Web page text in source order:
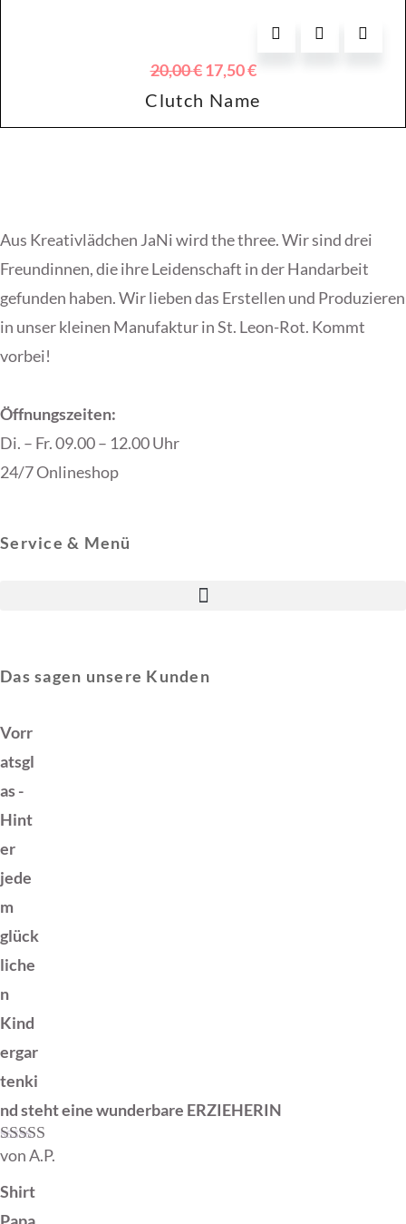
20,00€ Ursprünglicher
war:
20,00 €
17,50€Aktueller
ist:
17,50 €.
Clutch Name
Aus Kreativlädchen JaNi wird the three. Wir sind drei
Freundinnen, die ihre Leidenschaft in der Handarbeit
gefunden haben. Wir lieben das Erstellen und Produzieren
in unser kleinen Manufaktur in St. Leon-Rot. Kommt
vorbei!
Öffnungszeiten:
Di. – Fr. 09.00 – 12.00 Uhr
24/7 Onlineshop
Service & Menü
Das sagen unsere Kunden
Vorr
atsgl
as -
Hint
er
jede
m
glück
liche
n
Kind
ergar
tenki
nd steht eine wunderbare ERZIEHERIN
Bewertet mit
von A.P.
Shirt